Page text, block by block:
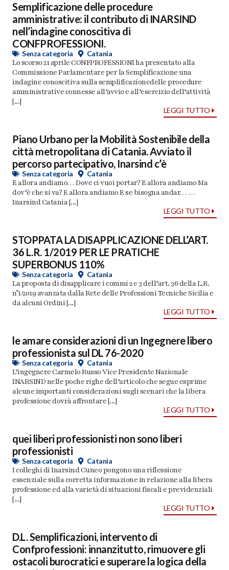
Semplificazione delle procedure
amministrative: il contributo di INARSIND
nell’indagine conoscitiva di
CONFPROFESSIONI.
Senza categoria Catania
Lo scorso 21 aprile CONFPROFESSIONI ha presentato alla
Commissione Parlamentare per la Semplificazione una
indagine conoscitiva sulla semplificazionedelle procedure
amministrative connesse all’avvio e all’esercizio dell’attività
[...]
LEGGI TUTTO
Piano Urbano per la Mobilità Sostenibile della
città metropolitana di Catania. Avviato il
percorso partecipativo, Inarsind c’è
Senza categoria Catania
E allora andiamo… Dove ci vuoi portar? E allora andiamo Ma
dov’è che si va? E allora andiamo E se bisogna andar… …
Inarsind Catania [...]
LEGGI TUTTO
STOPPATA LA DISAPPLICAZIONE DELL’ART.
36 L.R. 1/2019 PER LE PRATICHE
SUPERBONUS 110%
Senza categoria Catania
La proposta di disapplicare i commi 2 e 3 dell’art. 36 della L.R.
n°1/2019 avanzata dalla Rete delle Professioni Tecniche Sicilia e
da alcuni Ordini [...]
LEGGI TUTTO
le amare considerazioni di un Ingegnere libero
professionista sul DL 76-2020
Senza categoria Catania
L’ingegnere Carmelo Russo Vice Presidente Nazionale
INARSIND nelle poche righe dell’articolo che segue esprime
alcune importanti considerazioni sugli scenari che la libera
professione dovrà affrontare [...]
LEGGI TUTTO
quei liberi professionisti non sono liberi
professionisti
Senza categoria Catania
I colleghi di Inarsind Cuneo pongono una riflessione
essenziale sulla corretta informazione in relazione alla libera
professione ed alla varietà di situazioni fiscali e previdenziali
[...]
LEGGI TUTTO
D.L. Semplificazioni, intervento di
Confprofessioni: innanzitutto, rimuovere gli
ostacoli burocratici e superare la logica della